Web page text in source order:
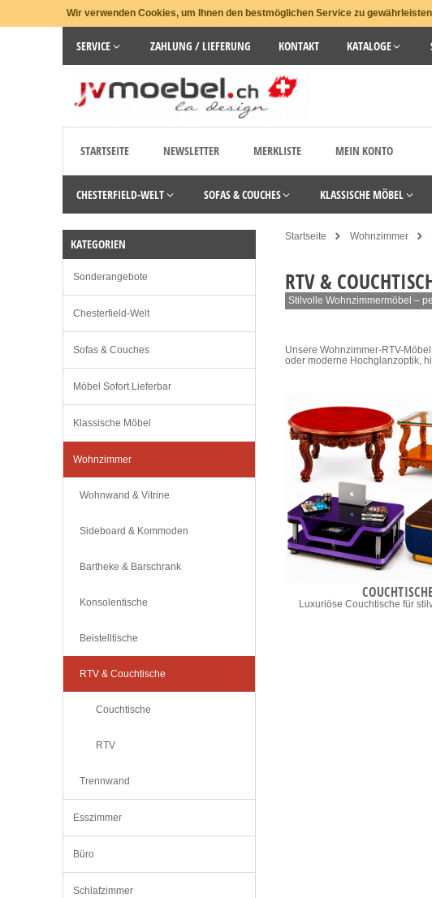
Wir verwenden Cookies, um Ihnen den bestmöglichen Service zu
SERVICE ZAHLUNG / LIEFERUNG KONTAKT KATALOGE
STARTSEITE NEWSLETTER MERKLISTE MEIN KONTO
CHESTERFIELD-WELT SOFAS & COUCHES KLASSISCHE MÖBEL
Startseite Wohnzimmer
RTV &
Stilvolle Wohnzimmermöbel –
Unsere Wohnzimmer-RTV-
oder moderne Hochglanzoptik,
Luxuriöse Couchtische für
KATEGORIEN
Sonderangebote
Chesterfield-Welt
Sofas & Couches
Möbel Sofort Lieferbar
Klassische Möbel
Wohnzimmer
Wohnwand & Vitrine
Sideboard & Kommoden
Bartheke & Barschrank
Konsolentische
Beistelltische
RTV & Couchtische
Couchtische
RTV
Trennwand
Esszimmer
Büro
Schlafzimmer